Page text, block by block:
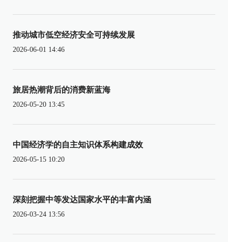
推动城市低空经济安全可持续发展
2026-06-01 14:46
旅居热潮背后的消费新蓝海
2026-05-20 13:45
中国经济学的自主知识体系构建成效
2026-05-15 10:20
深刻把握中等发达国家水平的丰富内涵
2026-03-24 13:56